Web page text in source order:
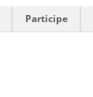
Participe